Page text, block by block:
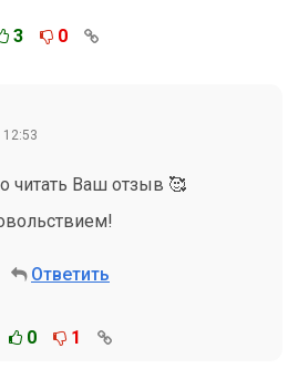
3 0
читать Ваш отзыв 🥰
Ответить
0 1